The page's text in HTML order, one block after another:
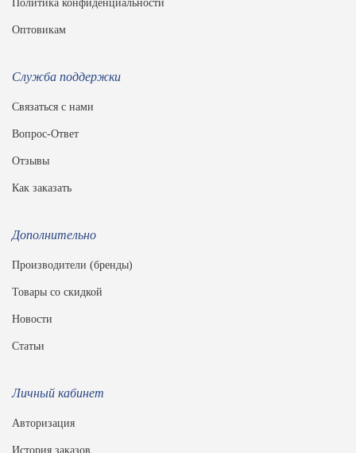
Политика конфиденциальности
Оптовикам
Служба поддержки
Связаться с нами
Вопрос-Ответ
Отзывы
Как заказать
Дополнительно
Производители (бренды)
Товары со скидкой
Новости
Статьи
Личный кабинет
Авторизация
История заказов